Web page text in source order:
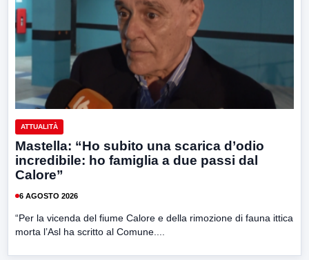
ATTUALITÀ
Mastella: “Ho subito una scarica d’odio
incredibile: ho famiglia a due passi dal
Calore”
6 AGOSTO 2026
“Per la vicenda del fiume Calore e della rimozione di fauna ittica
morta l’Asl ha scritto al Comune....